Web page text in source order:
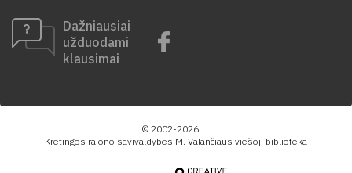
Dažniausiai
užduodami
klausimai
© 2002-2026
Kretingos rajono savivaldybės M. Valančiaus viešoji biblioteka